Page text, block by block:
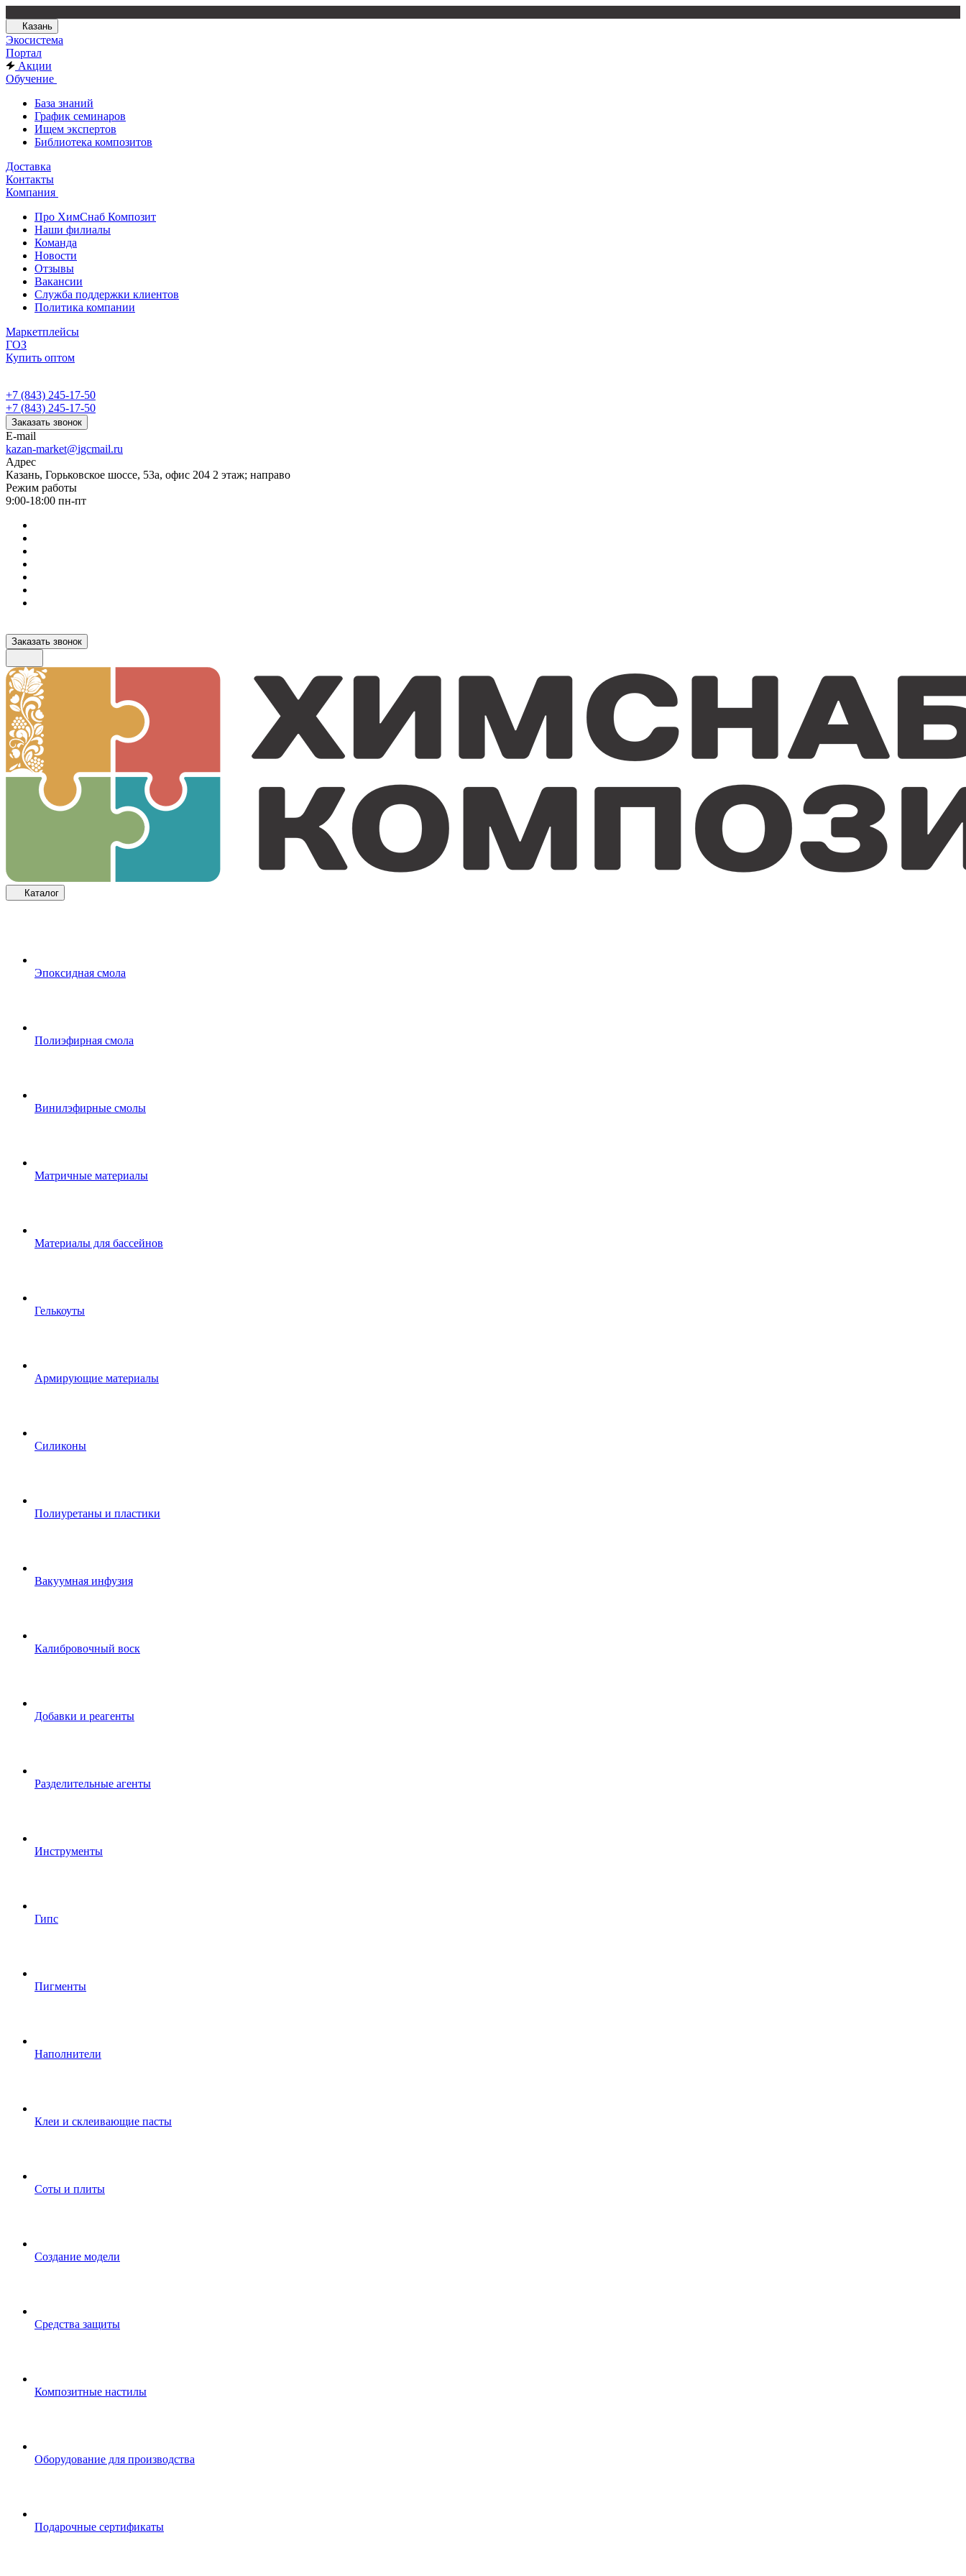
Казань
Экосистема
Портал
Акции
Обучение
База знаний
График семинаров
Ищем экспертов
Библиотека композитов
Доставка
Контакты
Компания
Про ХимСнаб Композит
Наши филиалы
Команда
Новости
Отзывы
Вакансии
Служба поддержки клиентов
Политика компании
Маркетплейсы
ГОЗ
Купить оптом
+7 (843) 245-17-50
+7 (843) 245-17-50
Заказать звонок
E-mail
kazan-market@igcmail.ru
Адрес
Казань, ​Горьковское шоссе, 53а, офис 204 2 этаж; направо
Режим работы
9:00-18:00 пн-пт
Заказать звонок
Каталог
Эпоксидная смола
Полиэфирная смола
Винилэфирные смолы
Матричные материалы
Материалы для бассейнов
Гелькоуты
Армирующие материалы
Силиконы
Полиуретаны и пластики
Вакуумная инфузия
Калибровочный воск
Добавки и реагенты
Разделительные агенты
Инструменты
Гипс
Пигменты
Наполнители
Клеи и склеивающие пасты
Соты и плиты
Создание модели
Средства защиты
Композитные настилы
Оборудование для производства
Подарочные сертификаты